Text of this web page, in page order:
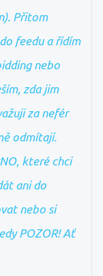
Přitom
feedu a řídím
nebo
zda jim
za nefér
odmítají.
které chci
ani do
nebo si
POZOR! Ať